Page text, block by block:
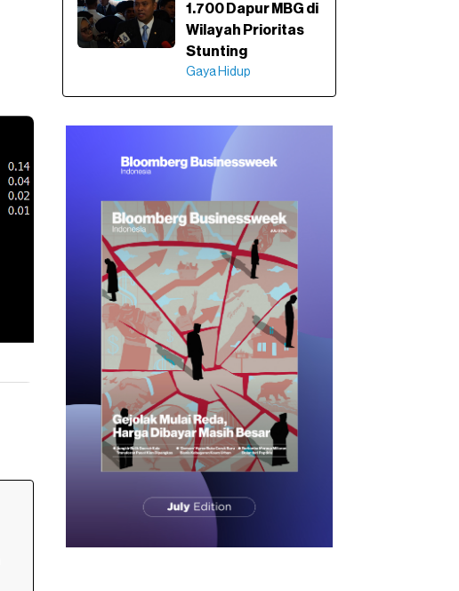
1.700 Dapur MBG di
Wilayah Prioritas
Stunting
Gaya Hidup